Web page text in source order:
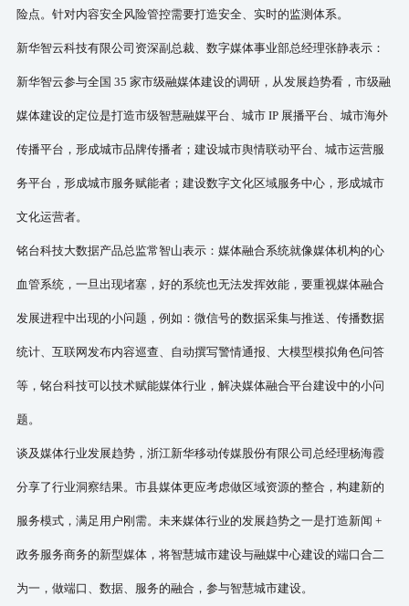
险点。针对内容安全风险管控需要打造安全、实时的监测体系。
新华智云科技有限公司资深副总裁、数字媒体事业部总经理张静表示：
新华智云参与全国 35 家市级融媒体建设的调研，从发展趋势看，市级融
媒体建设的定位是打造市级智慧融媒平台、城市 IP 展播平台、城市海外
传播平台，形成城市品牌传播者；建设城市舆情联动平台、城市运营服
务平台，形成城市服务赋能者；建设数字文化区域服务中心，形成城市
文化运营者。
铭台科技大数据产品总监常智山表示：媒体融合系统就像媒体机构的心
血管系统，一旦出现堵塞，好的系统也无法发挥效能，要重视媒体融合
发展进程中出现的小问题，例如：微信号的数据采集与推送、传播数据
统计、互联网发布内容巡查、自动撰写警情通报、大模型模拟角色问答
等，铭台科技可以技术赋能媒体行业，解决媒体融合平台建设中的小问
题。
谈及媒体行业发展趋势，浙江新华移动传媒股份有限公司总经理杨海霞
分享了行业洞察结果。市县媒体更应考虑做区域资源的整合，构建新的
服务模式，满足用户刚需。未来媒体行业的发展趋势之一是打造新闻 +
政务服务商务的新型媒体，将智慧城市建设与融媒中心建设的端口合二
为一，做端口、数据、服务的融合，参与智慧城市建设。